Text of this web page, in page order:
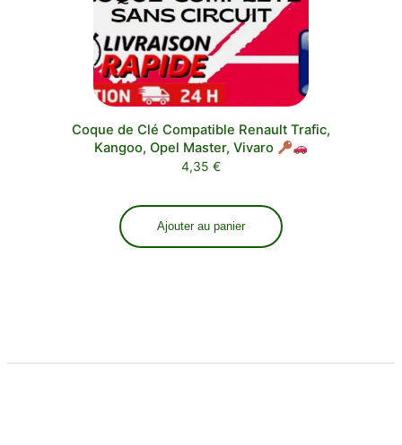
Coque de Clé Compatible Renault Trafic,
Kangoo, Opel Master, Vivaro
4,35 €
Ajouter au panier